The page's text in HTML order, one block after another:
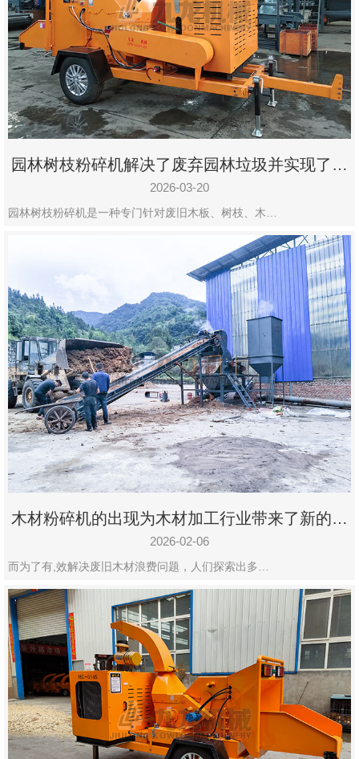
园林树枝粉碎机解决了废弃园林垃圾并实现了再
利用
2026-03-20
园林树枝粉碎机是一种专门针对废旧木板、树枝、木…
木材粉碎机的出现为木材加工行业带来了新的变
化
2026-02-06
而为了有,效解决废旧木材浪费问题，人们探索出多…